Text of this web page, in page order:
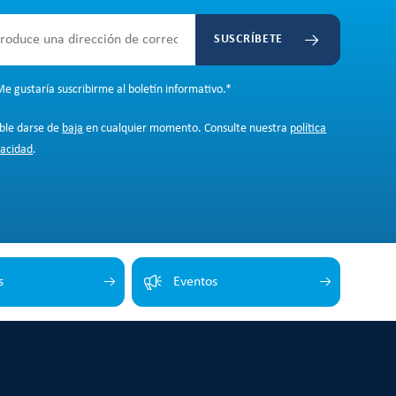
SUSCRÍBETE
gustaría suscribirme al boletín informativo.*
darse de baja en cualquier momento. Consulte nuestra política
.
Eventos